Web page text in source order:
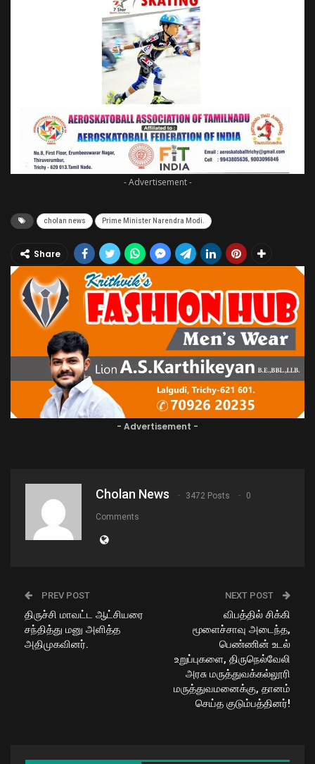
- Advertisement -
cholan news Prime Minister Narendra Modi.
Share
- Advertisement -
Cholan News 3472 Posts 0
Comments
PREV POST
திருச்சி மாவட்ட ஆட்சியரை
சந்தித்து மனு அளித்த
அதிமுகவினர்.
NEXT POST
விபத்தில் சிக்கி
மூளைச்சாவு அடைந்த,
பெண்ணின் உடல்
உறுப்புகளை, திருநெல்வேலி
அரசு மருத்துவக்கல்லூரி
மருத்துவமனைக்கு, தானம்
செய்த குடும்பத்தினர்!